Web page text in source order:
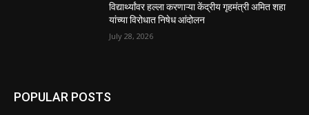
विद्यार्थ्यांवर हल्ला करणाऱ्या केंद्रीय गृहमंत्री अमित शहा
यांच्या विरोधात निषेध आंदोलन
July 28, 2026
POPULAR POSTS